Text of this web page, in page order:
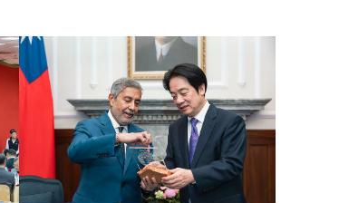
詳細內容